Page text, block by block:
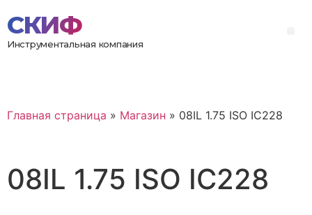
Инструментальная компания
Главная страница » Магазин » 08IL 1.75 ISO IC228
08IL 1.75 ISO IC228